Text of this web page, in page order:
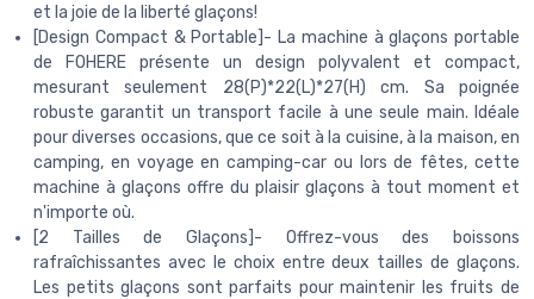
et la joie de la liberté glaçons!
[Design Compact & Portable]- La machine à glaçons portable
de FOHERE présente un design polyvalent et compact,
mesurant seulement 28(P)*22(L)*27(H) cm. Sa poignée
robuste garantit un transport facile à une seule main. Idéale
pour diverses occasions, que ce soit à la cuisine, à la maison, en
camping, en voyage en camping-car ou lors de fêtes, cette
machine à glaçons offre du plaisir glaçons à tout moment et
n'importe où.
[2 Tailles de Glaçons]- Offrez-vous des boissons
rafraîchissantes avec le choix entre deux tailles de glaçons.
Les petits glaçons sont parfaits pour maintenir les fruits de